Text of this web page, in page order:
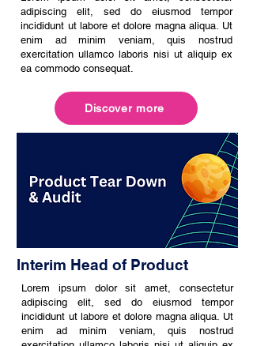
adipiscing elit, sed do eiusmod tempor
incididunt ut labore et dolore magna aliqua. Ut
enim ad minim veniam, quis nostrud
exercitation ullamco laboris nisi ut aliquip ex
ea commodo consequat.
Discover more
Interim Head of Product
Lorem ipsum dolor sit amet, consectetur
adipiscing elit, sed do eiusmod tempor
incididunt ut labore et dolore magna aliqua. Ut
enim ad minim veniam, quis nostrud